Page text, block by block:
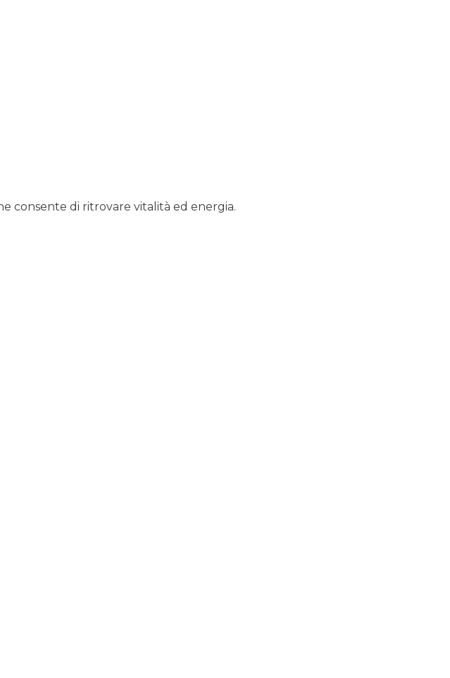
consente di ritrovare vitalità ed energia.